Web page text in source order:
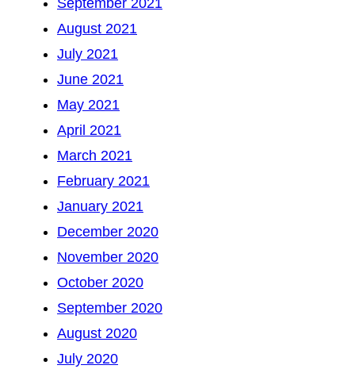
August 2021
July 2021
June 2021
May 2021
April 2021
March 2021
February 2021
January 2021
December 2020
November 2020
October 2020
September 2020
August 2020
July 2020